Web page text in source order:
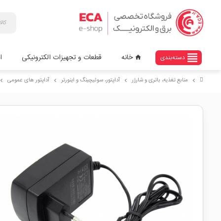
view_headline دسته‌بندی home خانه قطعات و تجهیزات الکترونیکی
chevron_right منابع تغذیه، باتری و شارژر chevron_right آداپتور، سوئیچینگ و اینورتر chevron_right آداپتور های عمومی chevron_right